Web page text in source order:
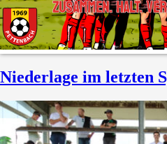
ZUSAMMEN. HALT.
Niederlage im letzten